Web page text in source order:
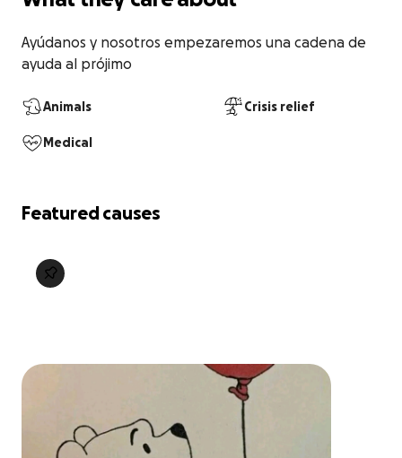
Ayúdanos y nosotros empezaremos una cadena de
ayuda al prójimo
Animals Crisis relief
Medical
Featured causes